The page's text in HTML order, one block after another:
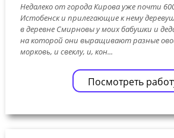
Недалеко от города Кирова уже почти
Истобенск и прилегающие к нему
в деревне Смирновы у моих бабушки и
на которой они выращивают разные
морковь, и свеклу, и, кон...
Посмотреть